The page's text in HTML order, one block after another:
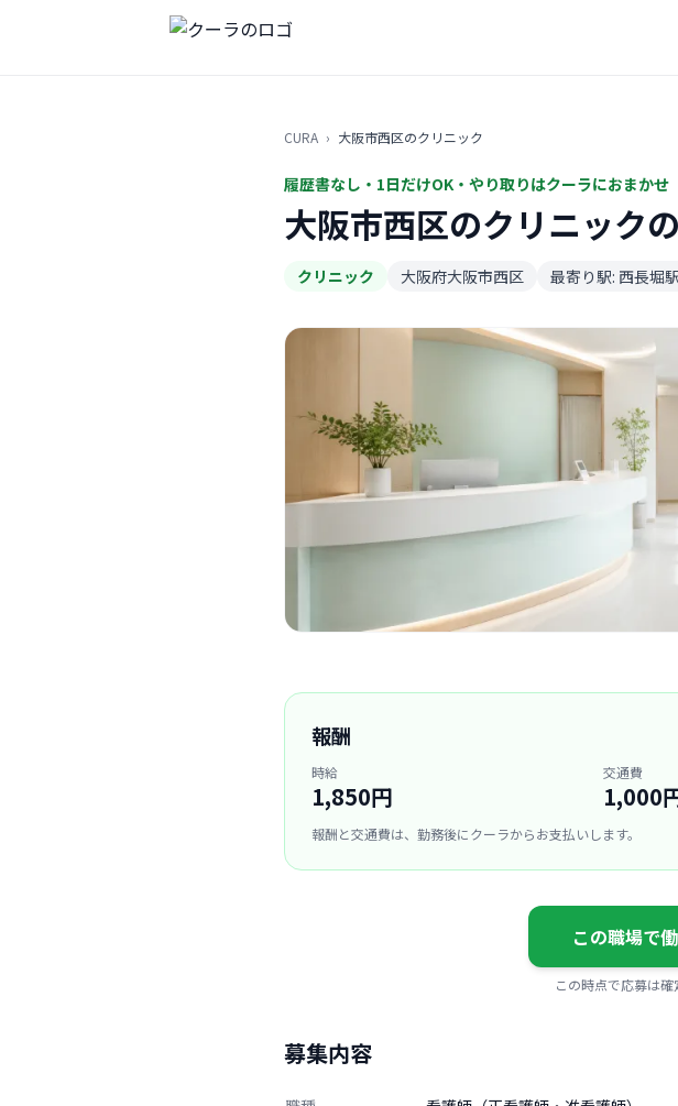
CURA › 大阪市西区のクリニック
履歴書なし・1日だけOK・やり取りはクーラにおまかせ
大阪市西区のクリニック
クリニック 大阪府大阪市西区 最寄り駅: 西長堀駅
報酬
時給
1,850円
交通費
1,000
報酬と交通費は、勤務後にクーラからお支払いします。
この職場で
この時点で応募は
募集内容